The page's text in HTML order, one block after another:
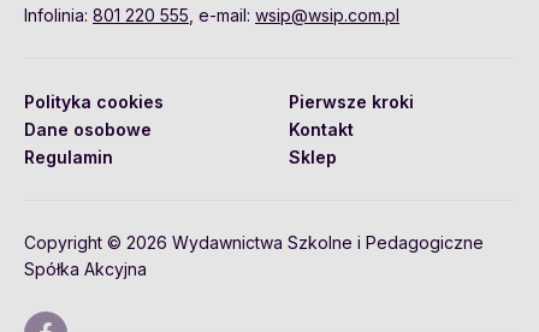
Infolinia: 801 220 555 , e-mail: wsip@wsip.com.pl
Polityka cookies
Dane osobowe
Regulamin
Pierwsze kroki
Kontakt
Sklep
Copyright © 2026 Wydawnictwa Szkolne i Pedagogiczne
Spółka Akcyjna